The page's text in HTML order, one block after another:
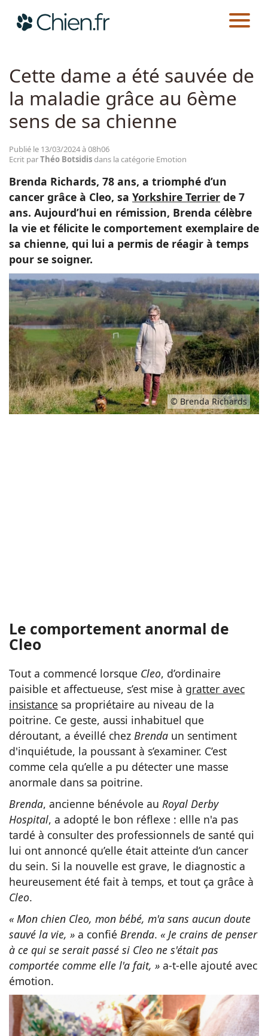
Races
CHIEN.FR ACTUALITÉS
Cette dame a été sauvée de
la maladie grâce au 6ème
sens de sa chienne
Publié le 13/03/2024 à 08h06
Ecrit parThéo Botsidisdans la catégorie Emotion
Brenda Richards, 78 ans, a triomphé d’un
cancer grâce à Cleo, sa Yorkshire Terrier de 7
ans. Aujourd’hui en rémission, Brenda célèbre
la vie et félicite le comportement exemplaire de
sa chienne, qui lui a permis de réagir à temps
pour se soigner.
© Brenda Richards
Le comportement anormal de
Cleo
Tout a commencé lorsque Cleo, d’ordinaire
paisible et affectueuse, s’est mise à gratter avec
insistance sa propriétaire au niveau de la
poitrine. Ce geste, aussi inhabituel que
déroutant, a éveillé chez Brenda un sentiment
d'inquiétude, la poussant à s’examiner. C’est
comme cela qu’elle a pu détecter une masse
anormale dans sa poitrine.
Brenda, ancienne bénévole au Royal Derby
Hospital, a adopté le bon réflexe : ellle n'a pas
tardé à consulter des professionnels de santé qui
lui ont annoncé qu’elle était atteinte d’un cancer
du sein. Si la nouvelle est grave, le diagnostic a
heureusement été fait à temps, et tout ça grâce à
Cleo.
« Mon chien Cleo, mon bébé, m'a sans aucun doute
sauvé la vie, » a confié Brenda. « Je crains de penser
à ce qui se serait passé si Cleo ne s'était pas
comportée comme elle l'a fait, » a-t-elle ajouté avec
émotion.